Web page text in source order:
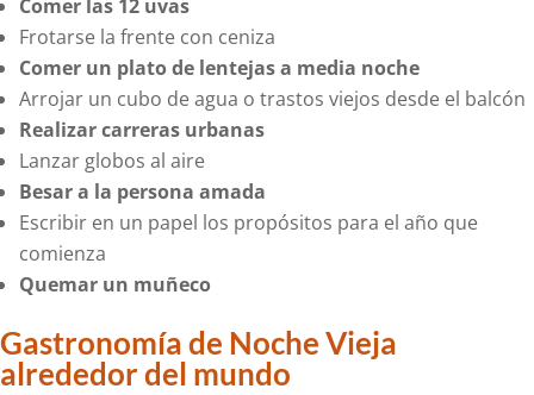
Comer las 12 uvas
Frotarse la frente con ceniza
Comer un plato de lentejas a media noche
Arrojar un cubo de agua o trastos viejos desde el balcón
Realizar carreras urbanas
Lanzar globos al aire
Besar a la persona amada
Escribir en un papel los propósitos para el año que
comienza
Quemar un muñeco
Gastronomía de Noche Vieja
alrededor del mundo